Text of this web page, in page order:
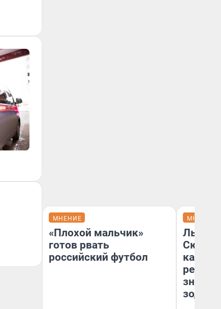
МНЕНИЕ
«Плохой мальчик»
готов рвать
российский футбол
МНЕНИЕ
Львам